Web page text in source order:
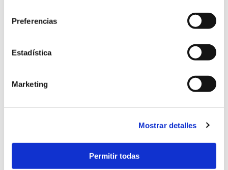
Preferencias
Estadística
Marketing
Mostrar detalles
Permitir todas
Ayuntamiento de San
Vicente del Raspeig
Sede electrónica
Área: Recursos Humanos
19/07/2024